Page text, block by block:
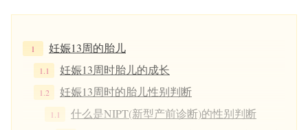
妊娠13周的胎儿
妊娠13周时胎儿的成长
妊娠13周时的胎儿性别判断
什么是NIPT(新型产前诊断)的性别判断